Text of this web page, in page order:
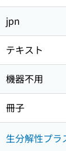
jpn
テキスト
機器不用
冊子
生分解性プラ